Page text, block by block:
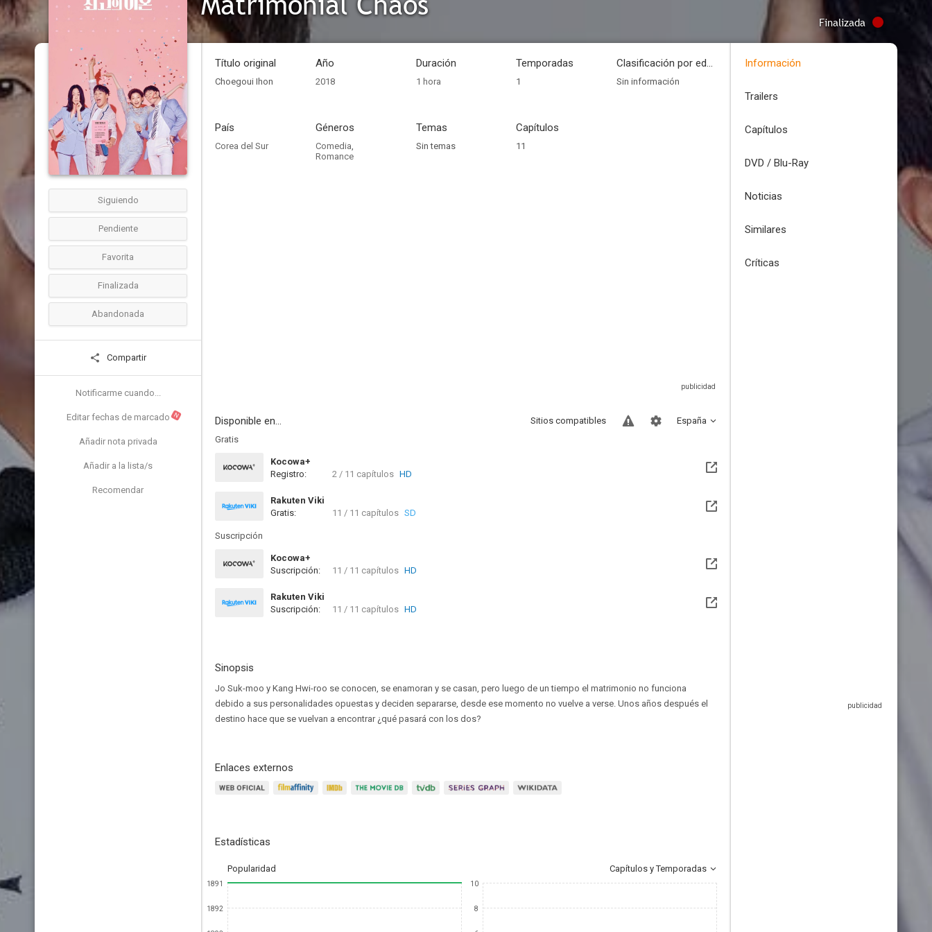
Finalizada
Siguiendo
Pendiente
Favorita
Finalizada
Abandonada
Compartir
Notificarme cuando...
Editar fechas de marcado N
Añadir nota privada
Añadir a la lista/s
Recomendar
Título original
Choegoui Ihon
Año
2018
Duración
1 hora
Temporadas
1
Clasificación por edades
Sin información
País
Corea del Sur
Géneros
Comedia,
Romance
Temas
Sin temas
Capítulos
11
Disponible en... España
Sitios compatibles
Gratis
Kocowa+
Registro:
2 / 11 capítulos HD
Rakuten Viki
Gratis:
11 / 11 capítulos SD
Suscripción
Kocowa+
Suscripción:
11 / 11 capítulos HD
Rakuten Viki
Suscripción:
11 / 11 capítulos HD
Sinopsis
Jo Suk-moo y Kang Hwi-roo se conocen, se enamoran y se casan, pero luego de un tiempo el matrimonio no funciona
debido a sus personalidades opuestas y deciden separarse, desde ese momento no vuelve a verse. Unos años después el
destino hace que se vuelvan a encontrar ¿qué pasará con los dos?
Enlaces externos
Estadísticas
Popularidad Capítulos y Temporadas
1891
1892
10
8
Información
Trailers
Capítulos
DVD / Blu-Ray
Noticias
Similares
Críticas